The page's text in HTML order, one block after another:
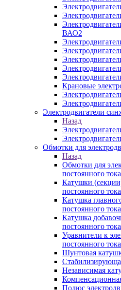
ВАО2
Крановые
Электродвигатели
Назад
Обмотки для
Назад
Обмотки для
постоянного тока
Катушки
постоянного тока
Катушка
постоянного тока
Катушка
постоянного тока
Уравнители к
постоянного тока
Шунтовая
Независимая
Полюс